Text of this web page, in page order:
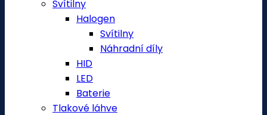
Svítilny
Halogen
Svítilny
Náhradní díly
HID
LED
Baterie
Tlakové láhve